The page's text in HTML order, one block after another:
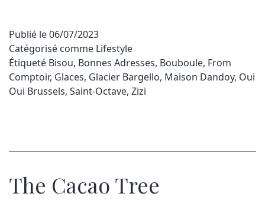
Publié le06/07/2023
Catégorisé comme Lifestyle
Étiqueté Bisou, Bonnes Adresses, Bouboule, From
Comptoir, Glaces, Glacier Bargello, Maison Dandoy, Oui
Oui Brussels, Saint-Octave, Zizi
The Cacao Tree